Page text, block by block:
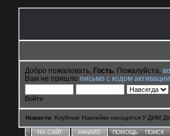
Добро пожаловать, Гость . Пожалуйста,
Вам не пришло письмо с кодом
Войти
Новости: Клубные Наклейки находятся У ДИМ
НА САЙТ НАЧАЛО ПОМОЩЬ ПОИСК